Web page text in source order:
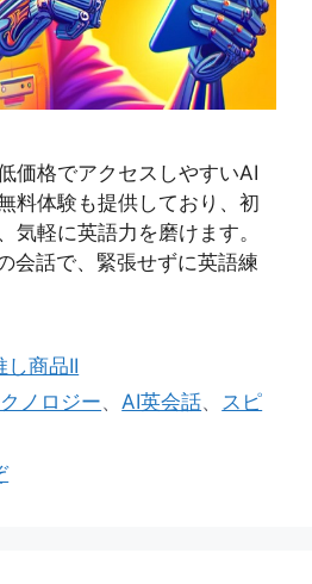
価格でアクセスしやすいAI
料体験も提供しており、初
気軽に英語力を磨けます。
会話で、緊張せずに英語練
し商品II
ノロジー、 AI英会話、
スピ